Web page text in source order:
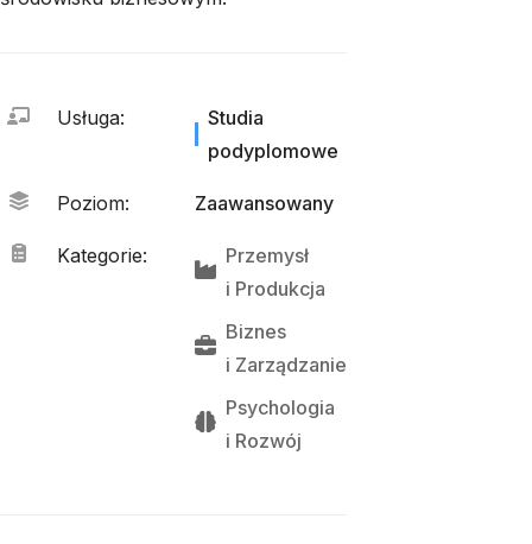
Usługa:
Studia
podyplomowe
Poziom: Zaawansowany
Kategorie:
Przemysł
i Produkcja
Biznes
i Zarządzanie
Psychologia
i Rozwój